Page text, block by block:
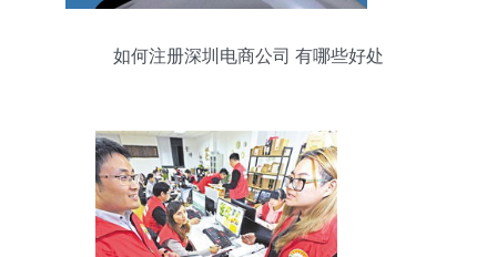
如何注册深圳电商公司 有哪些好处